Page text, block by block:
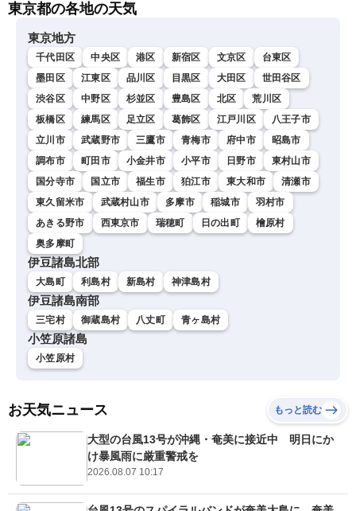
東京都の各地の天気
東京地方
千代田区 中央区 港区 新宿区 文京区
台東区
墨田区
江東区 品川区 目黒区 大田区
世田谷区
渋谷区
中野区 杉並区 豊島区 北区
荒川区
板橋区
練馬区 足立区 葛飾区 江戸川区
八王子市
立川市
武蔵野市 三鷹市 青梅市 府中市
昭島市
調布市
町田市 小金井市 小平市 日野市
東村山市
国分寺市
国立市 福生市 狛江市 東大和市
清瀬市
東久留米市
武蔵村山市 多摩市 稲城市
羽村市
あきる野市
西東京市 瑞穂町 日の出町
檜原村
奥多摩町
伊豆諸島北部
大島町 利島村 新島村 神津島村
伊豆諸島南部
三宅村 御蔵島村 八丈町 青ヶ島村
小笠原諸島
小笠原村
お天気ニュース もっと読む
大型の台風13号が沖縄・奄美に接近中 明日にか
け暴風雨に厳重警戒を
2026.08.07 10:17